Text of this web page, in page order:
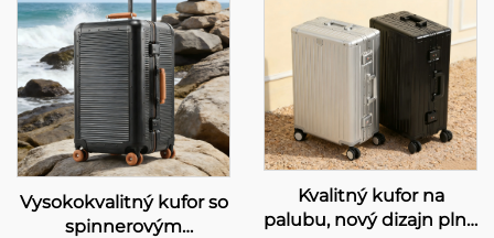
Vysokokvalitný kufor so
spinnerovým
Kvalitný kufor na
palubu, nový dizajn plne